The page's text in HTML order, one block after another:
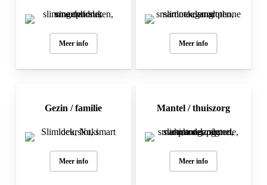
Meer info Meer info
Gezin / familie
Meer info
Mantel / thuiszorg
Meer info